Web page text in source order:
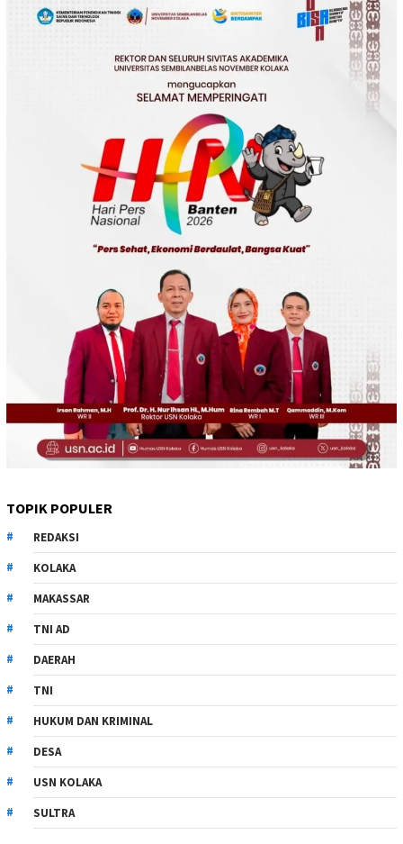
TOPIK POPULER
REDAKSI
KOLAKA
MAKASSAR
TNI AD
DAERAH
TNI
HUKUM DAN KRIMINAL
DESA
USN KOLAKA
SULTRA